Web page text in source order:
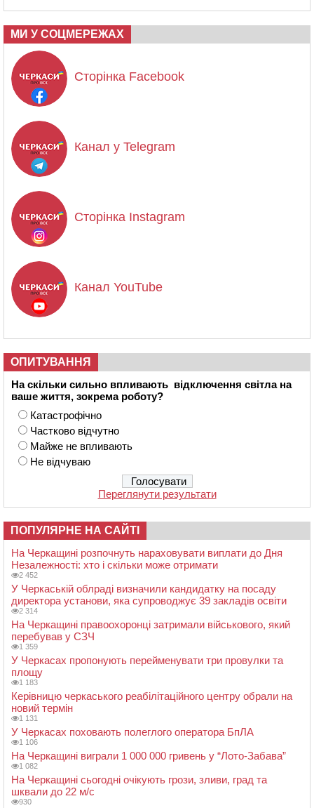
МИ У СОЦМЕРЕЖАХ
Сторінка Facebook
Канал у Telegram
Сторінка Instagram
Канал YouTube
ОПИТУВАННЯ
На скільки сильно впливають відключення світла на
ваше життя, зокрема роботу?
Катастрофічно
Частково відчутно
Майже не впливають
Не відчуваю
Переглянути результати
ПОПУЛЯРНЕ НА САЙТІ
На Черкащині розпочнуть нараховувати виплати до Дня
Незалежності: хто і скільки може отримати
2 452
У Черкаській облраді визначили кандидатку на посаду
директора установи, яка супроводжує 39 закладів освіти
2 314
На Черкащині правоохоронці затримали військового, який
перебував у СЗЧ
1 359
У Черкасах пропонують перейменувати три провулки та
площу
1 183
Керівницю черкаського реабілітаційного центру обрали на
новий термін
1 131
У Черкасах поховають полеглого оператора БпЛА
1 106
На Черкащині виграли 1 000 000 гривень у “Лото-Забава”
1 082
На Черкащині сьогодні очікують грози, зливи, град та
шквали до 22 м/с
930